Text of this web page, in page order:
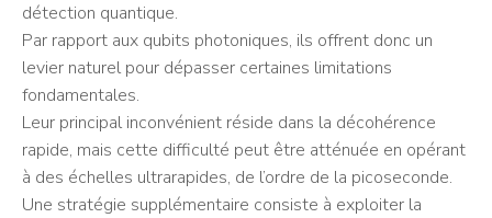
détection quantique.
Par rapport aux qubits photoniques, ils offrent donc un
levier naturel pour dépasser certaines limitations
fondamentales.
Leur principal inconvénient réside dans la décohérence
rapide, mais cette difficulté peut être atténuée en opérant
à des échelles ultrarapides, de l’ordre de la picoseconde.
Une stratégie supplémentaire consiste à exploiter la